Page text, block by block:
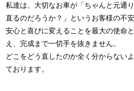
私達は、大切なお車が「ちゃんと元通
直るのだろうか？」というお客様の不
安心と喜びに変えることを最大の使命
え、完成まで一切手を抜きません。
どこをどう直したのか全く分からない
ております。